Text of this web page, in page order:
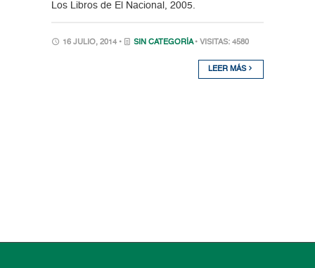
Los Libros de El Nacional, 2005.
16 JULIO, 2014 • SIN CATEGORÍA • VISITAS: 4580
LEER MÁS